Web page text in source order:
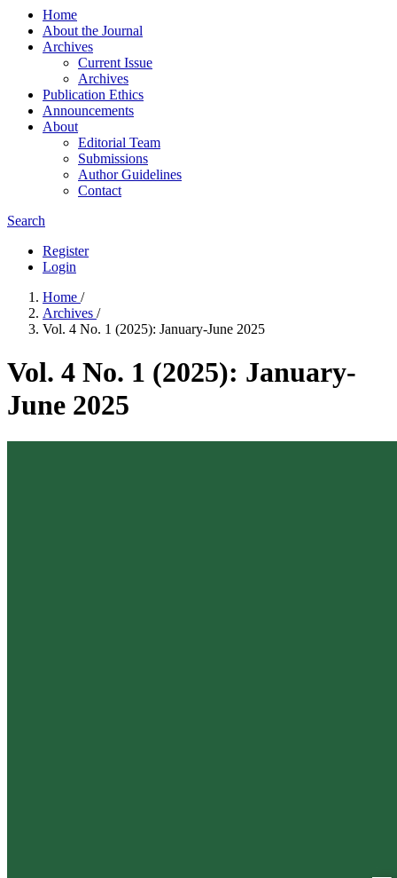
Home
About the Journal
Archives
Current Issue
Archives
Publication Ethics
Announcements
About
Editorial Team
Submissions
Author Guidelines
Contact
Search
Register
Login
Home /
Archives /
Vol. 4 No. 1 (2025): January-June 2025
Vol. 4 No. 1 (2025): January-
June 2025